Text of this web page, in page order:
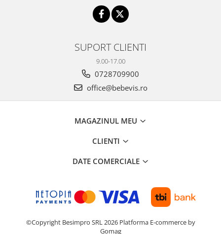
SUPORT CLIENTI
9.00-17.00
0728709900
office@bebevis.ro
MAGAZINUL MEU
CLIENTI
DATE COMERCIALE
©Copyright Besimpro SRL 2026 Platforma E-commerce by
Gomag